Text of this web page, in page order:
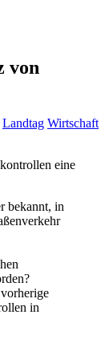
von
Landtag Wirtschaft
eine
bekannt, in
in